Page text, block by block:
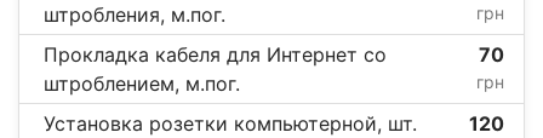
штробления, м.пог.
грн
Прокладка кабеля для Интернет со
штроблением, м.пог.
70
грн
Установка розетки компьютерной, шт. 120